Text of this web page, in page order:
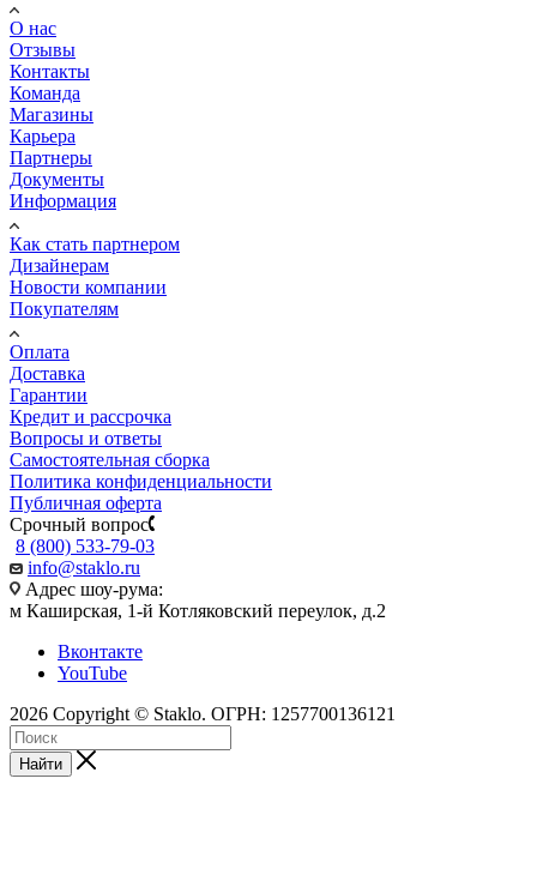
О нас
Отзывы
Контакты
Команда
Магазины
Карьера
Партнеры
Документы
Информация
Как стать партнером
Дизайнерам
Новости компании
Покупателям
Оплата
Доставка
Гарантии
Кредит и рассрочка
Вопросы и ответы
Самостоятельная сборка
Политика конфиденциальности
Публичная оферта
Срочный вопрос
8 (800) 533-79-03
info@staklo.ru
Адрес шоу-рума:
м Каширская, 1-й Котляковский переулок, д.2
Вконтакте
YouTube
2026 Copyright © Staklo. ОГРН: 1257700136121
Найти